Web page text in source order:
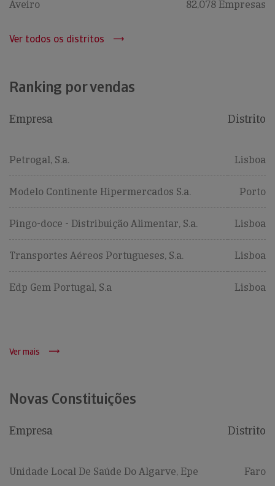
Aveiro 82,078 Empresas
Ver todos os distritos
Ranking por vendas
Empresa Distrito
Petrogal, S.a. Lisboa
Modelo Continente Hipermercados S.a. Porto
Pingo-doce - Distribuição Alimentar, S.a. Lisboa
Transportes Aéreos Portugueses, S.a. Lisboa
Edp Gem Portugal, S.a Lisboa
Ver mais
Novas Constituições
Empresa Distrito
Unidade Local De Saúde Do Algarve, Epe Faro